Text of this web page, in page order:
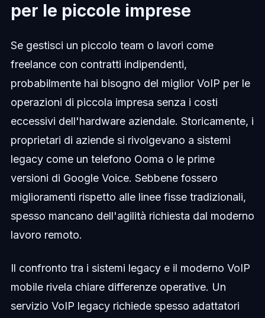
per le piccole imprese
Se gestisci un piccolo team o lavori come
freelance con contratti indipendenti,
probabilmente hai bisogno del miglior VoIP per le
operazioni di piccola impresa senza i costi
eccessivi dell'hardware aziendale. Storicamente, i
proprietari di aziende si rivolgevano a sistemi
legacy come un telefono Ooma o le prime
versioni di Google Voice. Sebbene fossero
miglioramenti rispetto alle linee fisse tradizionali,
spesso mancano dell'agilità richiesta dal moderno
lavoro remoto.
Il confronto tra i sistemi legacy e il moderno VoIP
mobile rivela chiare differenze operative. Un
servizio VoIP legacy richiede spesso adattatori